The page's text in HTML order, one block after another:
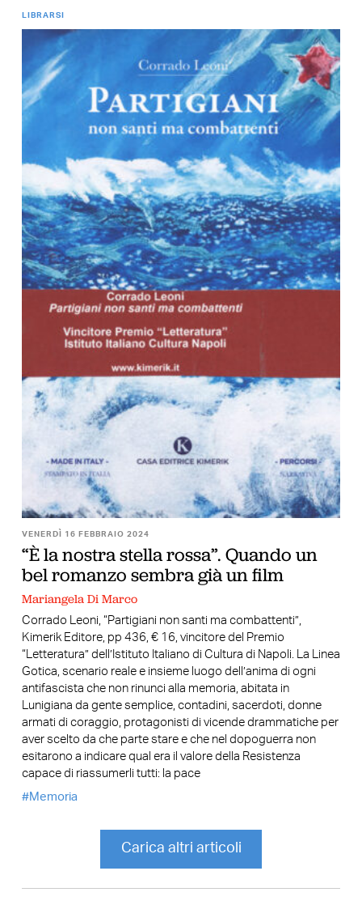
LIBRARSI
VENERDÌ 16 FEBBRAIO 2024
“È la nostra stella rossa”. Quando un
bel romanzo sembra già un film
Mariangela Di Marco
Corrado Leoni, “Partigiani non santi ma combattenti”,
Kimerik Editore, pp 436, € 16, vincitore del Premio
“Letteratura” dell’Istituto Italiano di Cultura di Napoli. La Linea
Gotica, scenario reale e insieme luogo dell’anima di ogni
antifascista che non rinunci alla memoria, abitata in
Lunigiana da gente semplice, contadini, sacerdoti, donne
armati di coraggio, protagonisti di vicende drammatiche per
aver scelto da che parte stare e che nel dopoguerra non
esitarono a indicare qual era il valore della Resistenza
capace di riassumerli tutti: la pace
Memoria
Carica altri articoli